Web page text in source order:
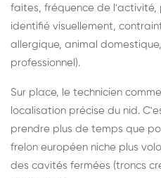
faites, fréquence de l'activité,
identifié visuellement,
allergique, animal
professionnel).
Sur place, le technicien
localisation précise du nid.
prendre plus de temps que
frelon européen niche plus
des cavités fermées (troncs